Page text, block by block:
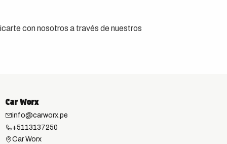
con nosotros a través de nuestros
Car Worx
info@carworx.pe
+5113137250
Car Worx